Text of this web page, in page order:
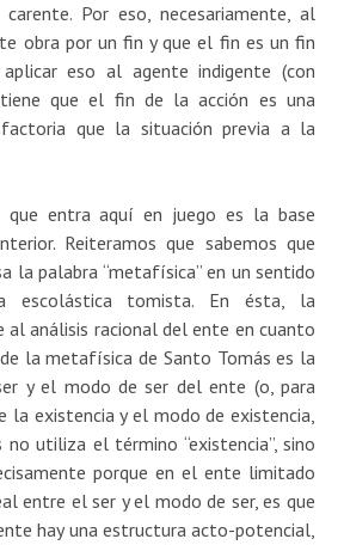
Por eso, necesariamente, al
obra por un fin y que el fin es un fin
eso al agente indigente (con
que el fin de la acción es una
que la situación previa a la
entra aquí en juego es la base
Reiteramos que sabemos que
la palabra “metafísica” en un sentido
tomista. En ésta, la
análisis racional del ente en cuanto
la metafísica de Santo Tomás es la
y el modo de ser del ente (o, para
la existencia y el modo de existencia,
no utiliza el término “existencia”, sino
porque en el ente limitado
entre el ser y el modo de ser, es que
hay una estructura acto-potencial,